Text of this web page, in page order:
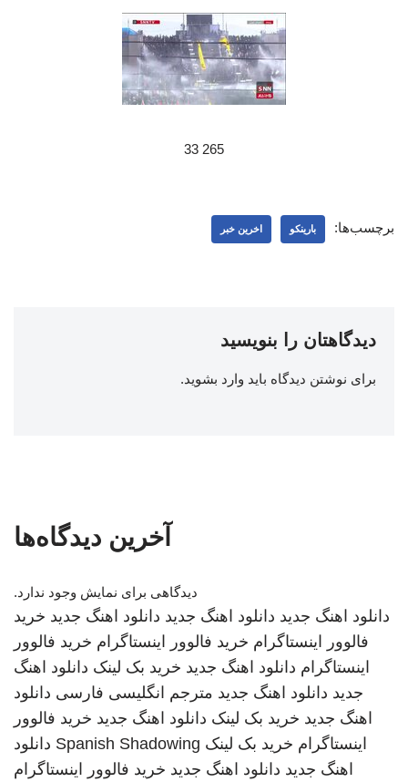
265 33
برچسب‌ها: بارینکو اخرین خبر
دیدگاهتان را بنویسید
برای نوشتن دیدگاه باید وارد بشوید.
آخرین دیدگاه‌ها
دیدگاهی برای نمایش وجود ندارد.
دانلود اهنگ جدید دانلود اهنگ جدید دانلود اهنگ جدید خرید
فالوور اینستاگرام خرید فالوور اینستاگرام خرید فالوور
اینستاگرام دانلود اهنگ جدید خرید بک لینک دانلود اهنگ
جدید دانلود اهنگ جدید مترجم انگلیسی فارسی دانلود
اهنگ جدید خرید بک لینک دانلود اهنگ جدید خرید فالوور
اینستاگرام خرید بک لینک Spanish Shadowing دانلود
اهنگ جدید دانلود اهنگ جدید خرید فالوور اینستاگرام